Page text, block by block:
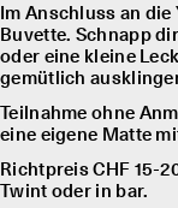
Im Anschluss an die
Buvette. Schnapp
oder eine kleine
gemütlich
Teilnahme ohne
eine eigene Matte
Richtpreis CHF 15-
Twint oder in bar.